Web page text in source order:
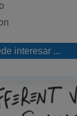
interesar ...